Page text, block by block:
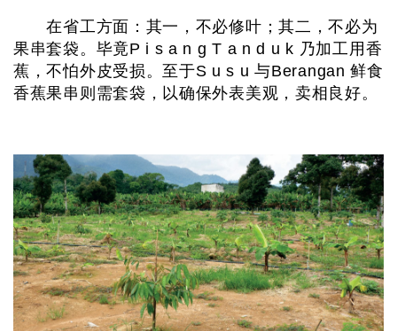
在省工方面：其一，不必修叶；其二，不必为
果串套袋。毕竟P i s a n g T a n d u k 乃加工用香
蕉，不怕外皮受损。至于S u s u 与Berangan 鲜食
香蕉果串则需套袋，以确保外表美观，卖相良好。